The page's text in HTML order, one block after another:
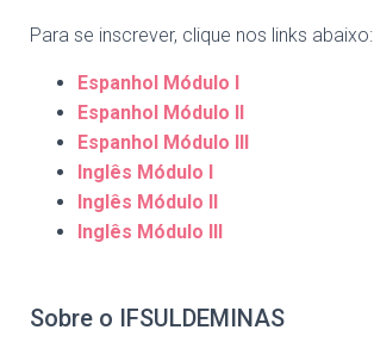
Para se inscrever, clique nos links abaixo:
Espanhol Módulo I
Espanhol Módulo II
Espanhol Módulo III
Inglês Módulo I
Inglês Módulo II
Inglês Módulo III
Sobre o IFSULDEMINAS